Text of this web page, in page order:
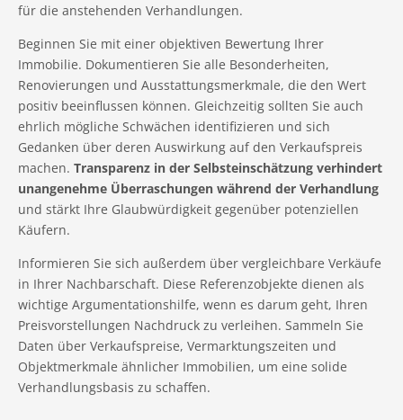
für die anstehenden Verhandlungen.
Beginnen Sie mit einer objektiven Bewertung Ihrer
Immobilie. Dokumentieren Sie alle Besonderheiten,
Renovierungen und Ausstattungsmerkmale, die den Wert
positiv beeinflussen können. Gleichzeitig sollten Sie auch
ehrlich mögliche Schwächen identifizieren und sich
Gedanken über deren Auswirkung auf den Verkaufspreis
machen. Transparenz in der Selbsteinschätzung verhindert
unangenehme Überraschungen während der Verhandlung
und stärkt Ihre Glaubwürdigkeit gegenüber potenziellen
Käufern.
Informieren Sie sich außerdem über vergleichbare Verkäufe
in Ihrer Nachbarschaft. Diese Referenzobjekte dienen als
wichtige Argumentationshilfe, wenn es darum geht, Ihren
Preisvorstellungen Nachdruck zu verleihen. Sammeln Sie
Daten über Verkaufspreise, Vermarktungszeiten und
Objektmerkmale ähnlicher Immobilien, um eine solide
Verhandlungsbasis zu schaffen.